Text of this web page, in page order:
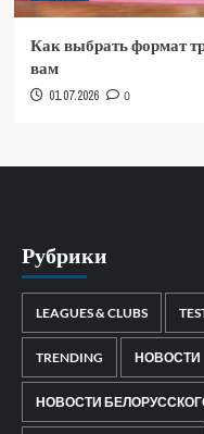
Как выбрать формат
вам
01.07.2026 0
Рубрики
LEAGUES & CLUBS
TRENDING НОВОСТИ
НОВОСТИ